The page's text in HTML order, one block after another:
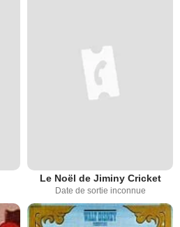
Le Noël de Jiminy Cricket
Date de sortie inconnue